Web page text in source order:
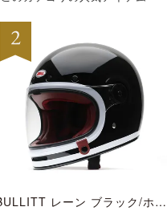
BULLITT レーン ブラック/ホワイト